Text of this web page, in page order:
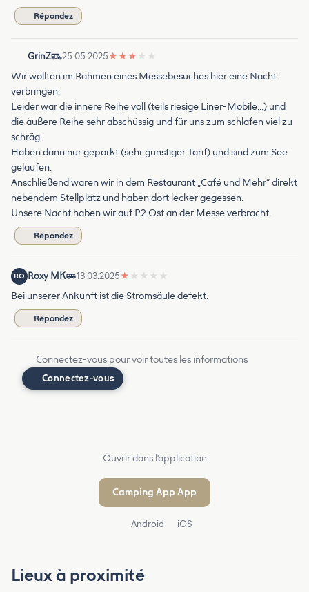
Répondez
GrinZ 25.05.2025★ ★ ★ ★ ★
Wir wollten im Rahmen eines Messebesuches hier eine Nacht
verbringen.
Leider war die innere Reihe voll (teils riesige Liner-Mobile…) und
die äußere Reihe sehr abschüssig und für uns zum schlafen viel zu
schräg.
Haben dann nur geparkt (sehr günstiger Tarif) und sind zum See
gelaufen.
Anschließend waren wir in dem Restaurant „Café und Mehr“ direkt
nebendem Stellplatz und haben dort lecker gegessen.
Unsere Nacht haben wir auf P2 Ost an der Messe verbracht.
Répondez
RO Roxy MK 13.03.2025★ ★ ★ ★ ★
Bei unserer Ankunft ist die Stromsäule defekt.
Répondez
Connectez-vous pour voir toutes les informations
Connectez-vous
Ouvrir dans l'application
Camping App App
Android iOS
Lieux à proximité